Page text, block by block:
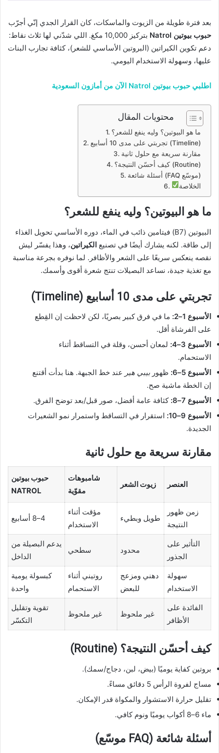
بعد فترة طويلة من الزيوت والماسكات، كان القرار الجدي إنّي أجرّب
حبوب بيوتين Natrol
بتركيز 10,000 مكغ. اللي شدّني لها ثلاث نقاط:
دعم تكوين الكيراتين (البروتين الأساسي للشعر)، كثافة تجارب البنات
عليها، وسهولة الاستخدام اليومي.
اطلبي حبوب بيوتين Natrol الآن من أمازون السعودية
محتويات المقال
ما هو البيوتين؟ وليه ينفع للشعر؟
تجربتي على مدى 10 أسابيع (Timeline)
مقارنة سريعة مع حلول ثانية
كيف أحسّن النتيجة؟ (Routine)
أسئلة شائعة (FAQ موسّع)
الخلاصة
ما هو البيوتين؟ وليه ينفع للشعر؟
البيوتين (B7) فيتامين ذائب في الماء، دوره الأساسي تحويل الغذاء
إلى طاقة. لكنه يشارك أيضًا في تصنيع الكيراتين، وهذا يفسّر ليش
نقصه ينعكس سريعًا على الشعر والأظافر. لما نوفره بجرعة مناسبة
مع تغذية جيدة، نساعد البصيلات تنتج شعرة أقوى وأسمك.
تجربتي على مدى 10 أسابيع (Timeline)
الأسبوع 1–2:
ما في فرق كبير بصريًا، لكن لاحظت إن القِطع
على الفرشاة أقل.
الأسبوع 3–4:
لمعان أحسن، وقلة في التساقط أثناء
الاستحمام.
الأسبوع 5–6:
ظهور بيبي هير عند خط الجبهة. هنا بدأت أقتنع
إن الخطة ماشية صح.
الأسبوع 7–8:
كثافة عامة أفضل، صور قبل/بعد توضح الفرق.
الأسبوع 9–10:
استقرار في التساقط واستمرار نمو الشعيرات
الجديدة.
مقارنة سريعة مع حلول ثانية
العنصر زيوت الشعر
شامبوهات
مقوّية
حبوب بيوتين
NATROL
زمن ظهور
النتيجة
طويل وبطيء
مؤقت أثناء
الاستخدام
4–8 أسابيع
التأثير على
الجذور
محدود سطحي
يدعم البصيلة من
الداخل
سهولة
الاستخدام
دهني ومزعج
للبعض
روتيني أثناء
الاستحمام
كبسولة يومية
واحدة
الفائدة على
الأظافر
غير ملحوظ غير ملحوظ
تقوية وتقليل
التكسّر
كيف أحسّن النتيجة؟ (Routine)
بروتين كفاية يوميًا (بيض، لبن، دجاج/سمك).
مساج لفروة الرأس 5 دقائق مساءً.
تقليل حرارة الاستشوار والمكواة قدر الإمكان.
ماء 6–8 أكواب يوميًا ونوم كافي.
أسئلة شائعة (FAQ موسّع)